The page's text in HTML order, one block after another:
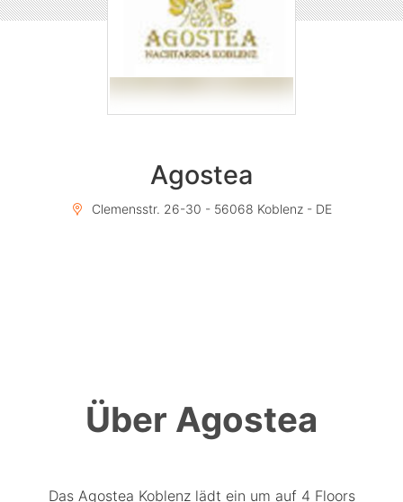
Agostea
Clemensstr. 26-30 - 56068 Koblenz - DE
Über Agostea
Das Agostea Koblenz lädt ein um auf 4 Floors